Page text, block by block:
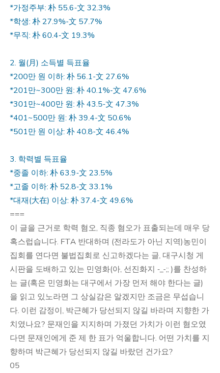
*가정주부: 朴 55.6-文 32.3%
*학생: 朴 27.9%-文 57.7%
*무직: 朴 60.4-文 19.3%
2. 월(月) 소득별 득표율
*200만 원 이하: 朴 56.1-文 27.6%
*201만~300만 원: 朴 40.1%-文 47.6%
*301만~400만 원: 朴 43.5-文 47.3%
*401~500만 원: 朴 39.4-文 50.6%
*501만 원 이상: 朴 40.8-文 46.4%
3. 학력별 득표율
*중졸 이하: 朴 63.9-文 23.5%
*고졸 이하: 朴 52.8-文 33.1%
*대재(大在) 이상: 朴 37.4-文 49.6%
===
이 글을 근거로 학력 혐오, 직종 혐오가 표출되는데 매우 당
혹스럽습니다. FTA 반대하며 (전라도가 아닌 지역)농민이
집회를 연다면 불법집회로 신고하겠다는 글, 대구시청 게
시판을 도배하고 있는 민영화(아, 선진화지 -_-;; )를 찬성하
는 글(혹은 민영화는 대구에서 가장 먼저 해야 한다는 글)
을 읽고 있노라면 그 상실감은 알겠지만 조금은 무섭습니
다. 이런 감정이, 박근혜가 당선되지 않길 바라며 지향한 가
치였나요? 문재인을 지지하며 가졌던 가치가 이런 혐오였
다면 문재인에게 준 제 한 표가 억울합니다. 어떤 가치를 지
향하며 박근혜가 당선되지 않길 바랐던 건가요?
05